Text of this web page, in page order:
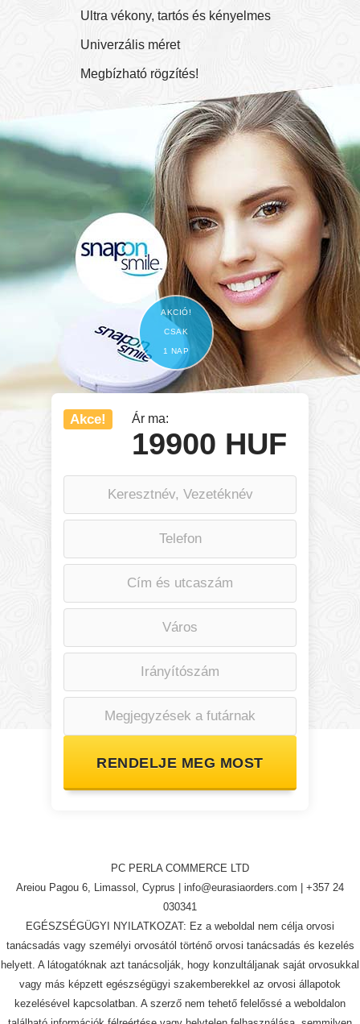
Ultra vékony, tartós és kényelmes
Univerzális méret
Megbízható rögzítés!
AKCIÓ!
CSAK
1 NAP
Akce! Ár ma:
19900 HUF
RENDELJE MEG MOST
PC PERLA COMMERCE LTD
Areiou Pagou 6, Limassol, Cyprus | info@eurasiaorders.com | +357 24
030341
EGÉSZSÉGÜGYI NYILATKOZAT: Ez a weboldal nem célja orvosi
tanácsadás vagy személyi orvosától történő orvosi tanácsadás és kezelés
helyett. A látogatóknak azt tanácsolják, hogy konzultáljanak saját orvosukkal
vagy más képzett egészségügyi szakemberekkel az orvosi állapotok
kezelésével kapcsolatban. A szerző nem tehető felelőssé a weboldalon